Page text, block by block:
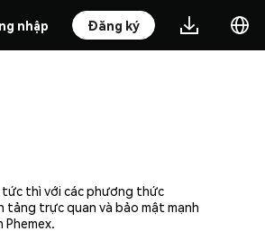
nhập Đăng ký
tức thì với các phương thức
tảng trực quan và bảo mật mạnh